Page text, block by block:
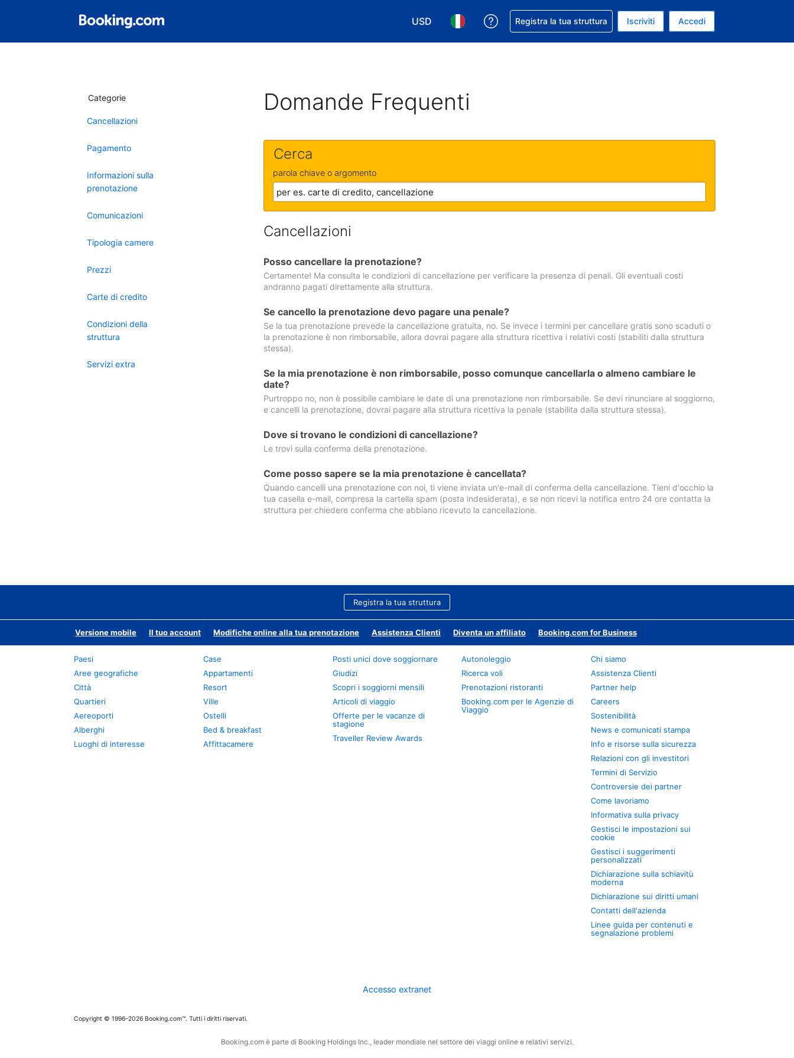
USD
Scegli la tua valuta. Valuta attuale: Dollaro statunitense
Scegli la tua lingua. Lingua attuale: Italiano
Ricevi aiuto con la prenotazione
Registra la tua struttura Iscriviti Accedi
Categorie
Cancellazioni
Pagamento
Informazioni sulla
prenotazione
Comunicazioni
Tipologia camere
Prezzi
Carte di credito
Condizioni della
struttura
Servizi extra
Domande Frequenti
Cerca
parola chiave o argomento
Cancellazioni
Posso cancellare la prenotazione?
Certamente! Ma consulta le condizioni di cancellazione per verificare la presenza di penali. Gli eventuali costi
andranno pagati direttamente alla struttura.
Se cancello la prenotazione devo pagare una penale?
Se la tua prenotazione prevede la cancellazione gratuita, no. Se invece i termini per cancellare gratis sono scaduti o
la prenotazione è non rimborsabile, allora dovrai pagare alla struttura ricettiva i relativi costi (stabiliti dalla struttura
stessa).
Se la mia prenotazione è non rimborsabile, posso comunque cancellarla o almeno cambiare le
date?
Purtroppo no, non è possibile cambiare le date di una prenotazione non rimborsabile. Se devi rinunciare al soggiorno,
e cancelli la prenotazione, dovrai pagare alla struttura ricettiva la penale (stabilita dalla struttura stessa).
Dove si trovano le condizioni di cancellazione?
Le trovi sulla conferma della prenotazione.
Come posso sapere se la mia prenotazione è cancellata?
Quando cancelli una prenotazione con noi, ti viene inviata un'e-mail di conferma della cancellazione. Tieni d'occhio la
tua casella e-mail, compresa la cartella spam (posta indesiderata), e se non ricevi la notifica entro 24 ore contatta la
struttura per chiedere conferma che abbiano ricevuto la cancellazione.
Registra la tua struttura
Versione mobile Il tuo account Modifiche online alla tua prenotazione Assistenza Clienti Diventa un affiliato Booking.com for Business
Paesi
Aree geografiche
Città
Quartieri
Aereoporti
Alberghi
Luoghi di interesse
Case
Appartamenti
Resort
Ville
Ostelli
Bed & breakfast
Affittacamere
Posti unici dove soggiornare
Giudizi
Scopri i soggiorni mensili
Articoli di viaggio
Offerte per le vacanze di
stagione
Traveller Review Awards
Autonoleggio
Ricerca voli
Prenotazioni ristoranti
Booking.com per le Agenzie di
Viaggio
Chi siamo
Assistenza Clienti
Partner help
Careers
Sostenibilità
News e comunicati stampa
Info e risorse sulla sicurezza
Relazioni con gli investitori
Termini di Servizio
Controversie dei partner
Come lavoriamo
Informativa sulla privacy
Gestisci le impostazioni sui
cookie
Gestisci i suggerimenti
personalizzati
Dichiarazione sulla schiavitù
moderna
Dichiarazione sui diritti umani
Contatti dell'azienda
Linee guida per contenuti e
segnalazione problemi
Accesso extranet
Copyright © 1996–2026 Booking.com™. Tutti i diritti riservati.
Booking.com è parte di Booking Holdings Inc., leader mondiale nel settore dei viaggi online e relativi servizi.